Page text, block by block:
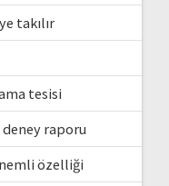
takılır
tesisi
raporu
özelliği